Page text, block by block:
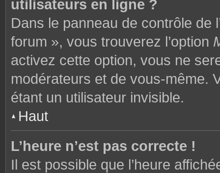
utilisateurs en ligne ?
Dans le panneau de contrôle de
forum », vous trouverez l’option
activez cette option, vous ne
modérateurs et de vous-même.
étant un utilisateur invisible.
Haut
L’heure n’est pas correcte !
Il est possible que l’heure